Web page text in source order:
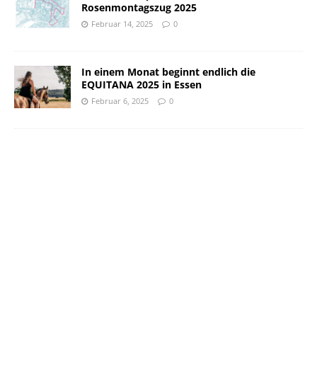
Rosenmontagszug 2025
Februar 14, 2025 0
In einem Monat beginnt endlich die
EQUITANA 2025 in Essen
Februar 6, 2025 0